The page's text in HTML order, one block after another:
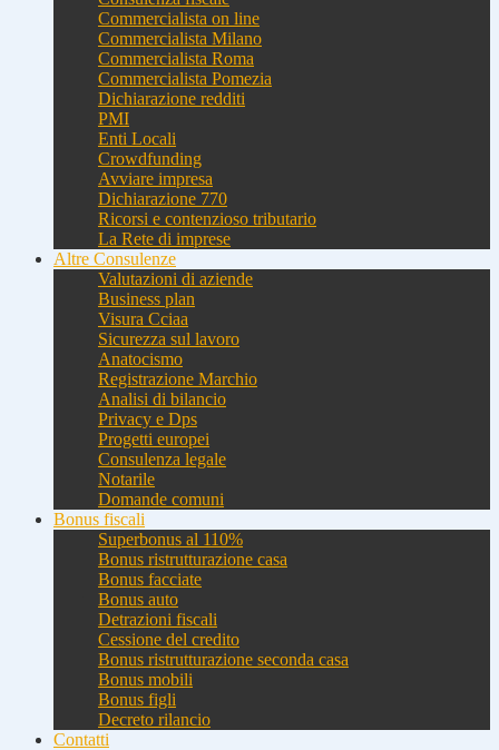
Commercialista on line
Commercialista Milano
Commercialista Roma
Commercialista Pomezia
Dichiarazione redditi
PMI
Enti Locali
Crowdfunding
Avviare impresa
Dichiarazione 770
Ricorsi e contenzioso tributario
La Rete di imprese
Altre Consulenze
Valutazioni di aziende
Business plan
Visura Cciaa
Sicurezza sul lavoro
Anatocismo
Registrazione Marchio
Analisi di bilancio
Privacy e Dps
Progetti europei
Consulenza legale
Notarile
Domande comuni
Bonus fiscali
Superbonus al 110%
Bonus ristrutturazione casa
Bonus facciate
Bonus auto
Detrazioni fiscali
Cessione del credito
Bonus ristrutturazione seconda casa
Bonus mobili
Bonus figli
Decreto rilancio
Contatti